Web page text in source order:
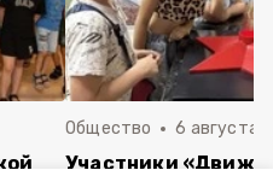
Общество 6 августа ,
Участники